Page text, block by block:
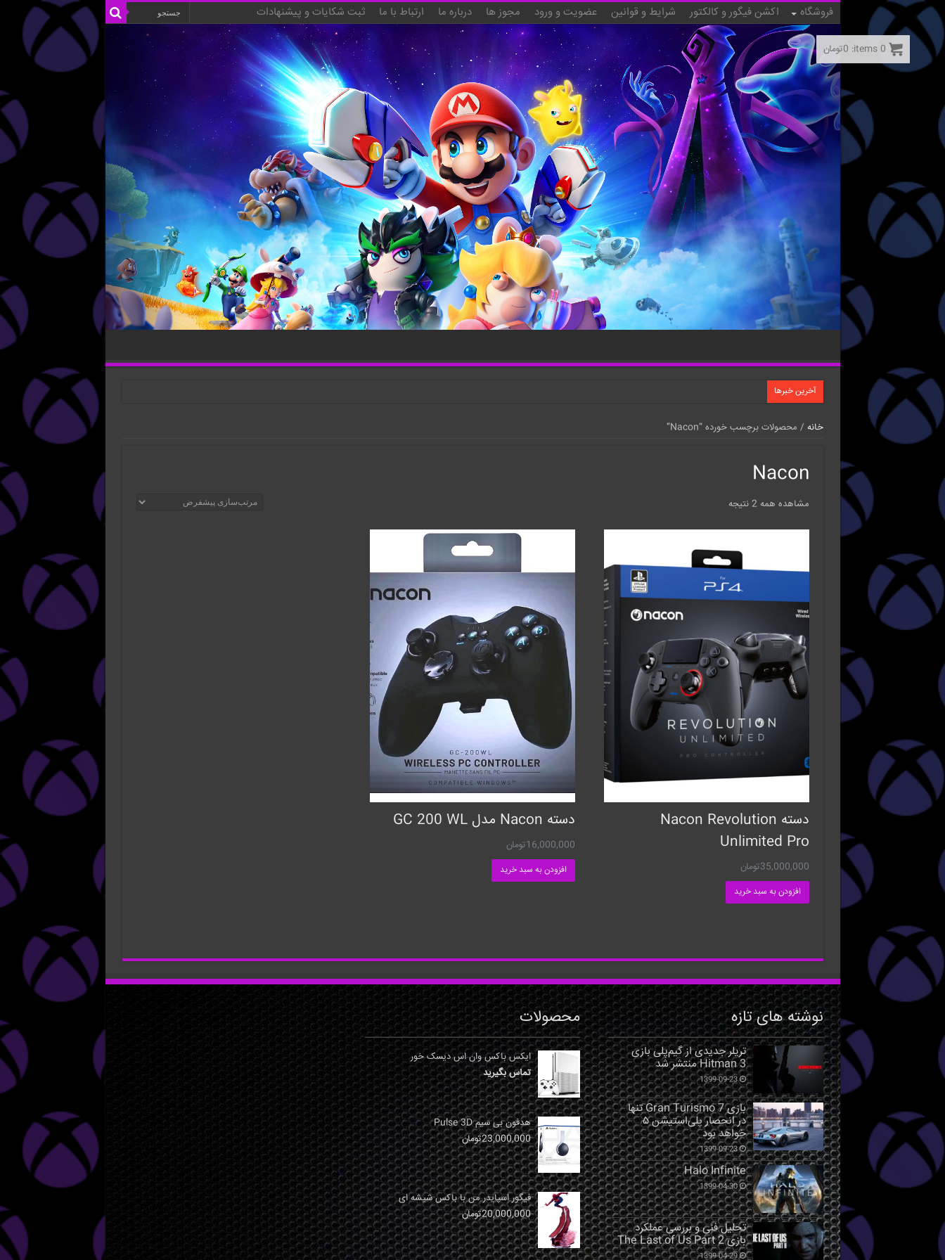
فروشگاه اکشن فیگور و کالکتور شرایط و قوانین عضویت و ورود مجوز ها درباره ما ارتباط با ما ثبت شکایات و پیشنهادات
آخرین خبرها
خانه / محصولات برچسب خورده “Nacon”
Nacon
مشاهده همه 2 نتیجه
دسته Nacon Revolution
Unlimited Pro
35,000,000تومان
افزودن به سبد خرید
دسته Nacon مدل GC 200 WL
16,000,000تومان
افزودن به سبد خرید
نوشته های تازه
تریلر جدیدی از گیم‌پلی بازی
Hitman 3 منتشر شد
1399-09-23
بازی Gran Turismo 7 تنها
در انحصار پلی‌استیشن ۵
خواهد بود
1399-09-23
Halo Infinite
1399-04-30
تحلیل فنی و بررسی عملکرد
بازی The Last of Us Part 2
1399-04-29
محصولات
ایکس باکس وان اس دیسک خور
تماس بگیرید
هدفون بی سیم Pulse 3D
23,000,000تومان
فیگور اسپایدر من با باکس شیشه ای
20,000,000تومان
0
items:
0تومان